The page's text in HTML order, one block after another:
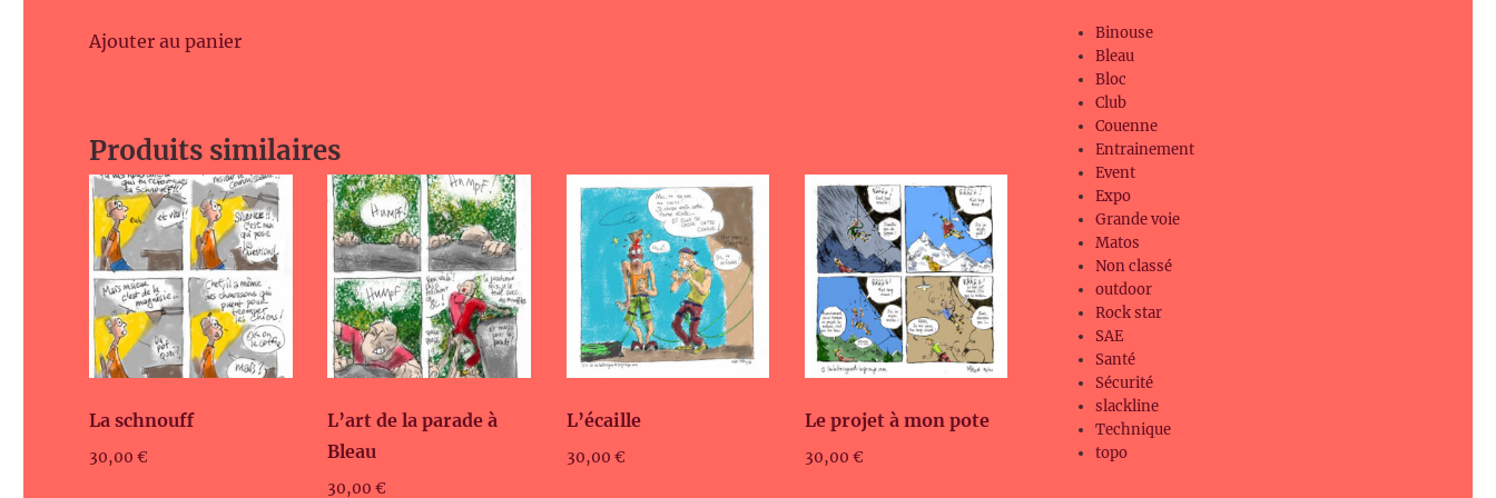
Ajouter au panier
Produits similaires
La schnouff
30,00€
L’art de la parade à
Bleau
30,00€
L’écaille
30,00 €
Le projet à mon pote
30,00 €
Binouse
Bleau
Bloc
Club
Couenne
Entrainement
Event
Expo
Grande voie
Matos
Non classé
outdoor
Rock star
SAE
Santé
Sécurité
slackline
Technique
topo